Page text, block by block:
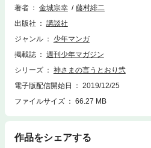
著者
金城宗幸
藤村緋二
出版社
講談社
ジャンル
少年マンガ
掲載誌
週刊少年マガジン
シリーズ
神さまの言うとおり弐
電子版配信開始日
2019/12/25
ファイルサイズ
66.27 MB
作品をシェアする